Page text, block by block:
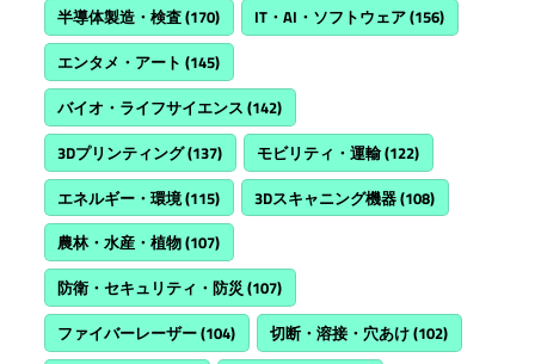
半導体製造・検査(170) IT・AI・ソフトウェア(156)
エンタメ・アート (145)
バイオ・ライフサイエンス (142)
3Dプリンティング(137) モビリティ・運輸(122)
エネルギー・環境(115) 3Dスキャニング機器(108)
農林・水産・植物(107)
防衛・セキュリティ・防災(107)
ファイバーレーザー(104) 切断・溶接・穴あけ(102)